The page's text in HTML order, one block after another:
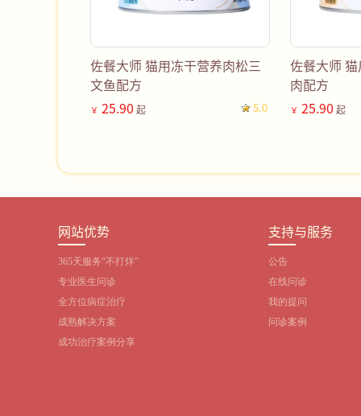
佐餐大师 猫用冻干营养肉松三
文鱼配方
￥ 25.90 起 5.0
佐餐大师
肉配方
￥ 25.90 起
网站优势
365天服务“不打烊”
专业医生问诊
全方位病症治疗
成熟解决方案
成功治疗案例分享
支持与服务
公告
在线问诊
我的提问
问诊案例